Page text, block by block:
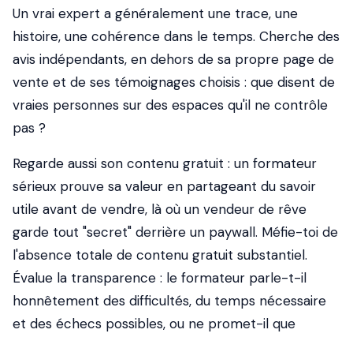
Un vrai expert a généralement une trace, une
histoire, une cohérence dans le temps. Cherche des
avis indépendants, en dehors de sa propre page de
vente et de ses témoignages choisis : que disent de
vraies personnes sur des espaces qu'il ne contrôle
pas ?
Regarde aussi son contenu gratuit : un formateur
sérieux prouve sa valeur en partageant du savoir
utile avant de vendre, là où un vendeur de rêve
garde tout "secret" derrière un paywall. Méfie-toi de
l'absence totale de contenu gratuit substantiel.
Évalue la transparence : le formateur parle-t-il
honnêtement des difficultés, du temps nécessaire
et des échecs possibles, ou ne promet-il que